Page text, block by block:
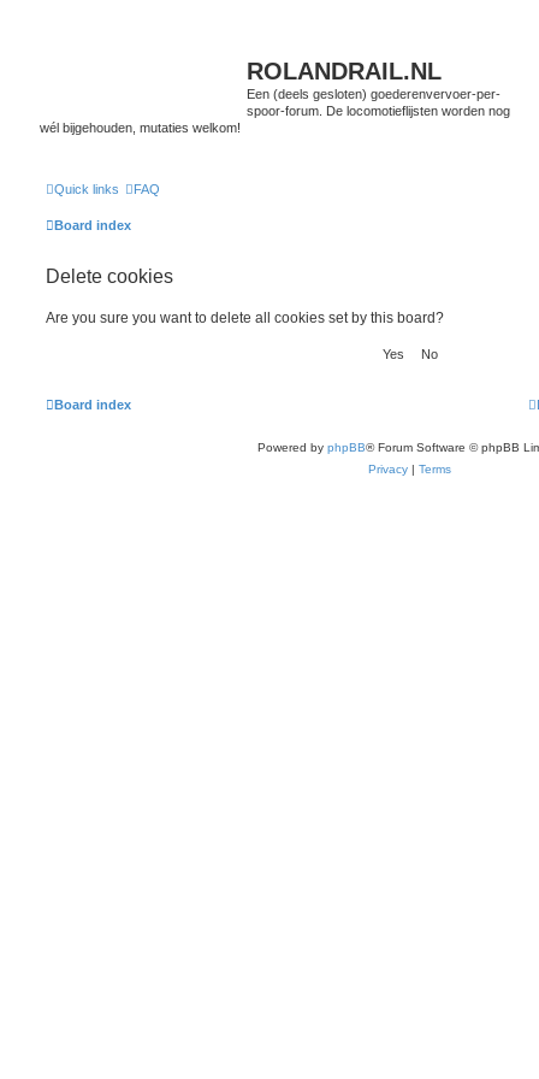
ROLANDRAIL.NL
Een (deels gesloten) goederenvervoer-per-
spoor-forum. De locomotieflijsten worden nog
wél bijgehouden, mutaties welkom!
Quick links FAQ
Board index
Delete cookies
Are you sure you want to delete all cookies set by this board?
Board index
Powered by phpBB® Forum Software © phpBB
Privacy | Terms